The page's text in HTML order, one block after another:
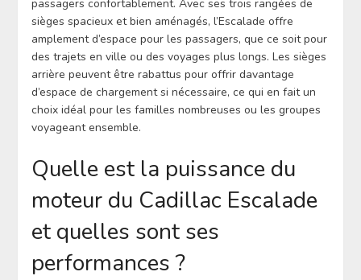
passagers confortablement. Avec ses trois rangées de
sièges spacieux et bien aménagés, l’Escalade offre
amplement d’espace pour les passagers, que ce soit pour
des trajets en ville ou des voyages plus longs. Les sièges
arrière peuvent être rabattus pour offrir davantage
d’espace de chargement si nécessaire, ce qui en fait un
choix idéal pour les familles nombreuses ou les groupes
voyageant ensemble.
Quelle est la puissance du
moteur du Cadillac Escalade
et quelles sont ses
performances ?